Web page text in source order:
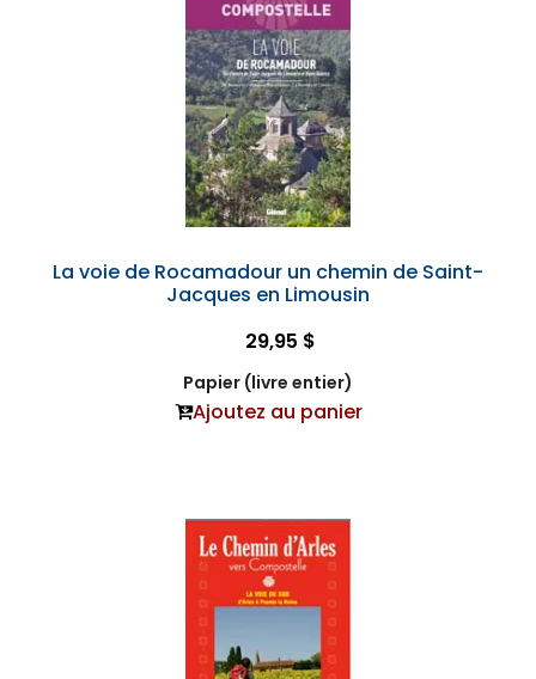
La voie de Rocamadour un chemin de Saint-
Jacques en Limousin
29,95 $
Papier (livre entier)
Ajoutez au panier